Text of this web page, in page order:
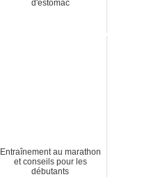
d'estomac
Entraînement au marathon
et conseils pour les
débutants